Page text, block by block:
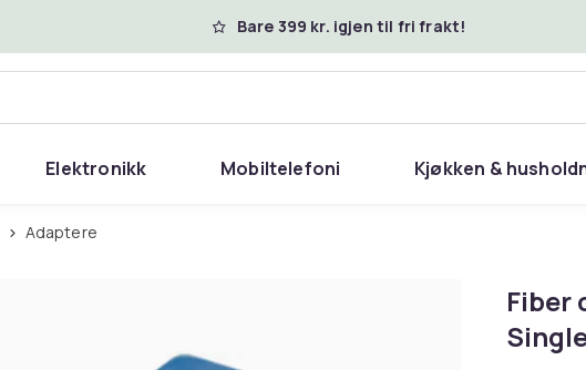
Bare 399 kr. igjen til fri frakt!
Elektronikk Mobiltelefoni Kjøkken &
Adaptere
Fiber